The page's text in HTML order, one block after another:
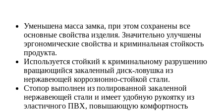
Уменьшена масса замка, при этом сохранены все
основные свойства изделия. Значительно улучшены
эргономические свойства и криминальная стойкость
продукта.
Используется стойкий к криминальному разрушению
вращающийся закаленный диск-ловушка из
нержавеющей коррозионно-стойкой стали.
Стопор выполнен из полированной закаленной
нержавеющей стали и имеет удобную рукоятку из
эластичного ПВХ, повышающую комфортность